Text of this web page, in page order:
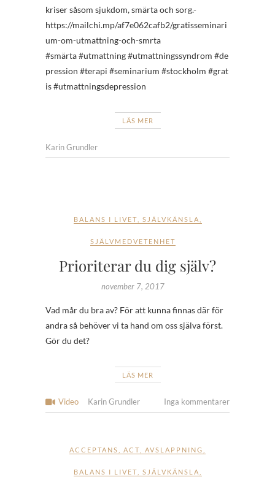
kriser såsom sjukdom, smärta och sorg.-
https://mailchi.mp/af7e062cafb2/gratisseminari
um-om-utmattning-och-smrta
#smärta #utmattning #utmattningssyndrom #de
pression #terapi #seminarium #stockholm #grat
is #utmattningsdepression
LÄS MER
Karin Grundler
BALANS I LIVET SJÄLVKÄNSLA
SJÄLVMEDVETENHET
Prioriterar du dig själv?
november 7, 2017
Vad mår du bra av? För att kunna finnas där för
andra så behöver vi ta hand om oss själva först.
Gör du det?
LÄS MER
Video Karin Grundler Inga kommentarer
ACCEPTANS ACT AVSLAPPNING
BALANS I LIVET SJÄLVKÄNSLA